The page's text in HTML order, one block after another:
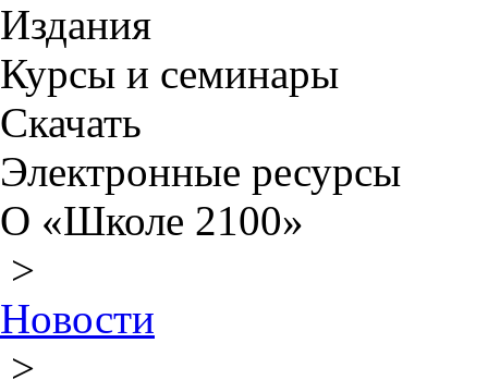
Издания
Курсы и семинары
Скачать
Электронные ресурсы
О «Школе 2100»
>
Новости
>